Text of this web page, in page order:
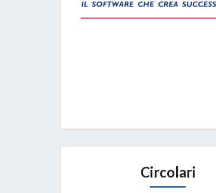
Circolari